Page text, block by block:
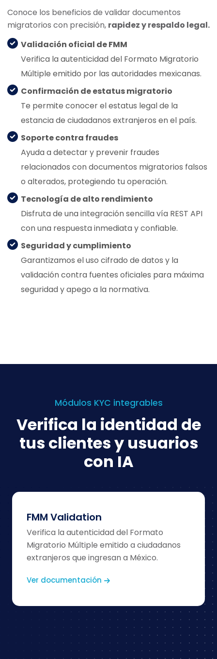
Conoce los beneficios de validar documentos
migratorios con precisión, rapidez y respaldo legal.
Validación oficial de FMM
Verifica la autenticidad del Formato Migratorio
Múltiple emitido por las autoridades mexicanas.
Confirmación de estatus migratorio
Te permite conocer el estatus legal de la
estancia de ciudadanos extranjeros en el país.
Soporte contra fraudes
Ayuda a detectar y prevenir fraudes
relacionados con documentos migratorios falsos
o alterados, protegiendo tu operación.
Tecnología de alto rendimiento
Disfruta de una integración sencilla vía REST API
con una respuesta inmediata y confiable.
Seguridad y cumplimiento
Garantizamos el uso cifrado de datos y la
validación contra fuentes oficiales para máxima
seguridad y apego a la normativa.
Módulos KYC integrables
Verifica la identidad de
tus clientesy usuarios
con IA
FMM Validation
Verifica la autenticidad del Formato
Migratorio Múltiple emitido a ciudadanos
extranjeros que ingresan a México.
Ver documentación